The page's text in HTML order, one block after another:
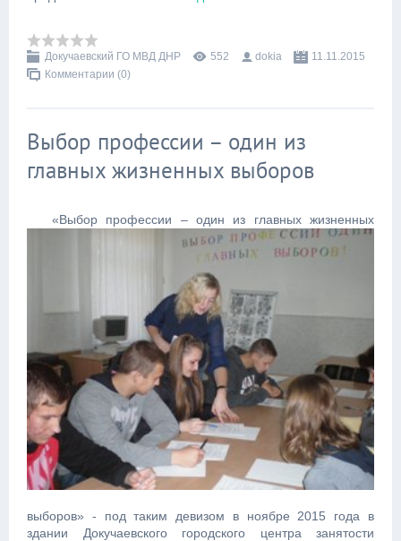
Докучаевский ГО МВД ДНР 552 dokia
11.11.2015
Комментарии (0)
Выбор профессии – один из
главных жизненных выборов
«Выбор профессии – один из главных жизненных
выборов» - под таким девизом в ноябре 2015 года в
здании Докучаевского городского центра занятости